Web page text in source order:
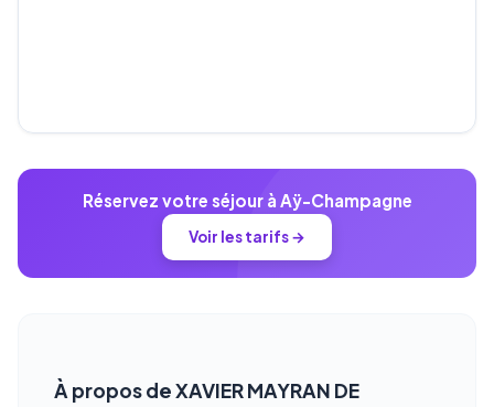
Réservez votre séjour à Aÿ-Champagne
Voir les tarifs →
À propos de XAVIER MAYRAN DE